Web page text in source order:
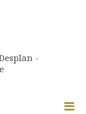
-